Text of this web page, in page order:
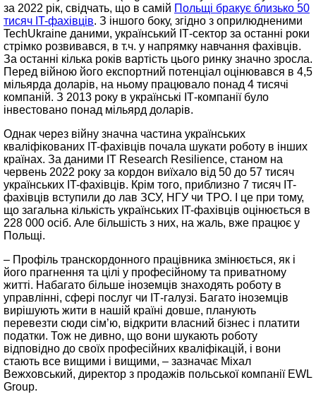
за 2022 рік, свідчать, що в самій Польщі бракує близько 50
тисяч IT-фахівців. З іншого боку, згідно з оприлюдненими
TechUkraine даними, український ІТ-сектор за останні роки
стрімко розвивався, в т.ч. у напрямку навчання фахівців.
За останні кілька років вартість цього ринку значно зросла.
Перед війною його експортний потенціал оцінювався в 4,5
мільярда доларів, на ньому працювало понад 4 тисячі
компаній. З 2013 року в українські ІТ-компанії було
інвестовано понад мільярд доларів.
Однак через війну значна частина українських
кваліфікованих IT-фахівців почала шукати роботу в інших
країнах. За даними IT Research Resilience, станом на
червень 2022 року за кордон виїхало від 50 до 57 тисяч
українських IT-фахівців. Крім того, приблизно 7 тисяч IT-
фахівців вступили до лав ЗСУ, НГУ чи ТРО. І це при тому,
що загальна кількість українських IT-фахівців оцінюється в
228 000 осіб. Але більшість з них, на жаль, вже працює у
Польщі.
– Профіль транскордонного працівника змінюється, як і
його прагнення та цілі у професійному та приватному
житті. Набагато більше іноземців знаходять роботу в
управлінні, сфері послуг чи ІТ-галузі. Багато іноземців
вирішують жити в нашій країні довше, планують
перевезти сюди сім’ю, відкрити власний бізнес і платити
податки. Тож не дивно, що вони шукають роботу
відповідно до своїх професійних кваліфікацій, і вони
стають все вищими і вищими, – зазначає Міхал
Вежховський, директор з продажів польської компанії EWL
Group.